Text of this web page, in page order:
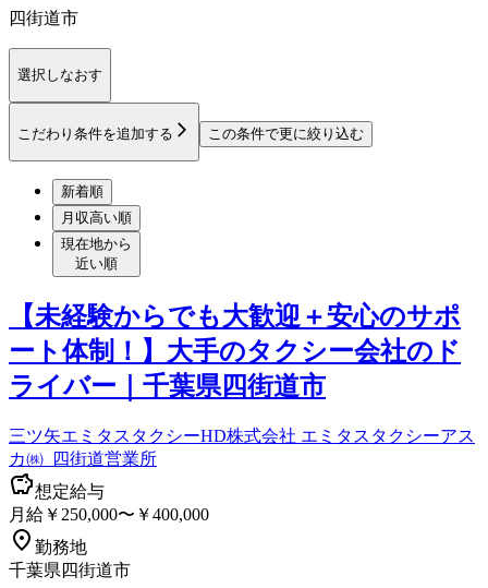
四街道市
選択しなおす
こだわり条件を追加する この条件で更に絞り込む
新着順
月収高い順
現在地から
近い順
【未経験からでも大歓迎＋安心のサポ
ート体制！】大手のタクシー会社のド
ライバー｜千葉県四街道市
三ツ矢エミタスタクシーHD株式会社 エミタスタクシーアス
カ㈱_四街道営業所
想定給与
月給￥250,000〜￥400,000
勤務地
千葉県四街道市